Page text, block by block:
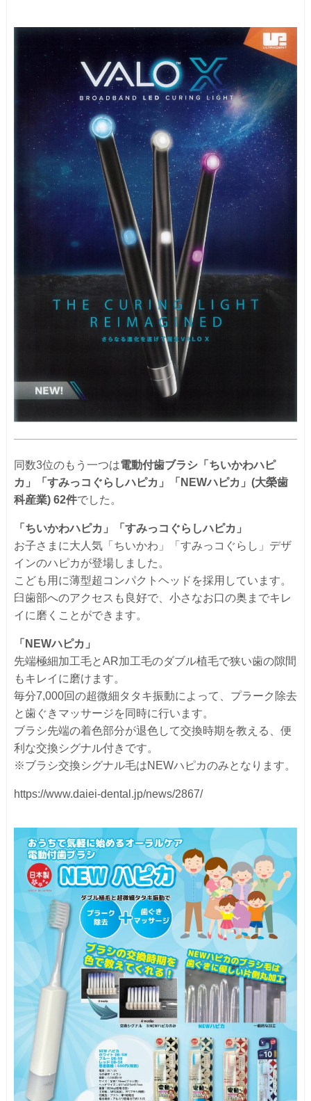
同数3位のもう一つは電動付歯ブラシ「ちいかわハピ
カ」「すみっコぐらしハピカ」「NEWハピカ」 (大榮歯
科産業) 62件でした。
「ちいかわハピカ」「すみっコぐらしハピカ」
お子さまに大人気「ちいかわ」「すみっコぐらし」デザ
インのハピカが登場しました。
こども用に薄型超コンパクトヘッドを採用しています。
臼歯部へのアクセスも良好で、小さなお口の奥までキレ
イに磨くことができます。
「NEWハピカ」
先端極細加工毛とAR加工毛のダブル植毛で狭い歯の隙間
もキレイに磨けます。
毎分7,000回の超微細タタキ振動によって、プラーク除去
と歯ぐきマッサージを同時に行います。
ブラシ先端の着色部分が退色して交換時期を教える、便
利な交換シグナル付きです。
※ブラシ交換シグナル毛はNEWハピカのみとなります。
https://www.daiei-dental.jp/news/2867/